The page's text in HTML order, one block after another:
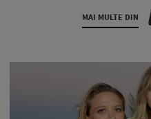
MAI MULTE DIN